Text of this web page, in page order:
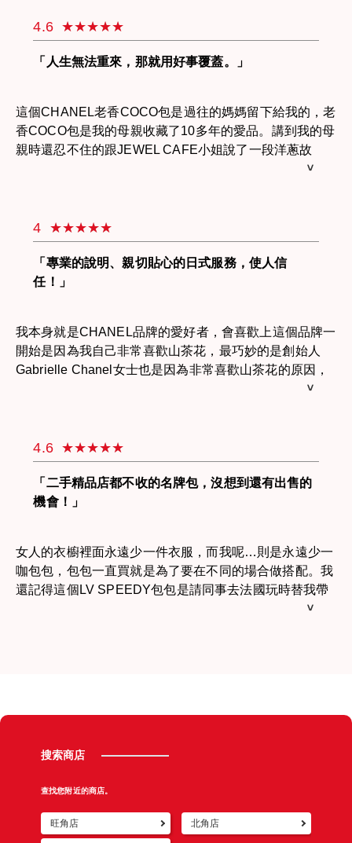
4.6
「人生無法重來，那就用好事覆蓋。」
這個CHANEL老香COCO包是過往的媽媽留下給我的，老
香COCO包是我的母親收藏了10多年的愛品。講到我的母
親時還忍不住的跟JEWEL CAFE小姐說了一段洋蔥故
事。我的母親有兩個兒子一個女兒，從小母親就對我們管
與母親的爭吵早早已出國打拼，與母親甚少聯繫。我的母
親在5年前就過世了，讓我十分後悔。母親臨走前拿了兩
個CHANEL包給我，其中一個就是母親的愛包，她說：
「女人一生中一定要有一個香奈兒包，當作犒賞自己一生
著浪費，讓我去把母親的愛包給賣了，留下BOY當作母親
陪伴著我就好！我問過很多店家，但因為年份過久加上沒
有好好保存，羊皮早已殘破不堪且邊角毀損嚴重，所以不
願收購。於是請哥哥幫忙上網看哪有在回收名牌包，終於
4
「專業的說明、親切貼心的日式服務，使人信
任！」
我本身就是CHANEL品牌的愛好者，會喜歡上這個品牌一
開始是因為我自己非常喜歡山茶花，最巧妙的是創始人
Gabrielle Chanel女士也是因為非常喜歡山茶花的原因，
所以才會以山茶花圖騰做為品牌裝飾。我想要出售的這個
了，可惜羊皮雖柔軟親膚但卻很不耐刮磨。對於包包我都
是很珍惜，在使用上也已經很小心了，但還是會不小心刮
得東一橫西一片的！所以才會想將羊皮材質的出售，轉改
購買牛皮製的 Coco Classic Flap 包。在包界打滾多年的
露，這讓我充滿好奇心！一到JEWEL CAFE還真的讓我
驚呼，看起來像是學生剛畢業的接待小姐竟然也能與我暢
談CHANEL！就連服務都與我認知的名牌二手店不同，一
問之下才知道原來JEWEL CAFE在日本是數一數二的收
4.6
「二手精品店都不收的名牌包，沒想到還有出售的
機會！」
女人的衣櫥裡面永遠少一件衣服，而我呢…則是永遠少一
咖包包，包包一直買就是為了要在不同的場合做搭配。我
還記得這個LV SPEEDY包包是請同事去法國玩時替我帶
回台灣的！印象中，當時買了一、兩萬元！揹了幾次後發
麗金鑑定，心中抱著早已可能又要被拒絕的打算。親切的
一的詳看包包的狀況，才瞭解就算包包不揹也要定期拿出
來擦拭保養，簡直是上了一課！接著經過了幾個工作天的
保管鑑定後，門市小姐捎來了好消息！沒想到桂麗金竟然
搜索商店
查找您附近的商店。
旺角店 北角店